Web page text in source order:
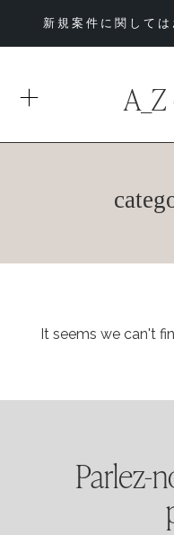
新規案件に関して
It seems we can't
Parlez-